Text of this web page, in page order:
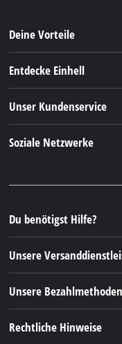
Deine Vorteile
Entdecke Einhell
Nachhaltigkeit
Unser Kundenservice
FAQs
Verpackungsrichtlinien
Hinweise zur
Vertrag widerrufen
Soziale Netzwerke
Instagram
TikTok
Pinterest
Du benötigst Hilfe?
Unsere
Unsere Bezahlmethoden
Rechtliche Hinweise